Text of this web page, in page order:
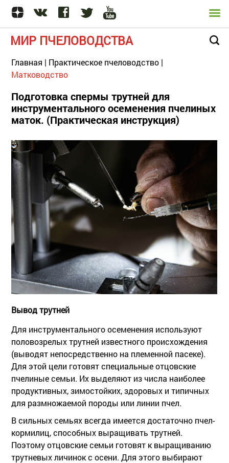
МИР ПЧЕЛОВОДСТВА
Главная | Практическое пчеловодство |
Матководство
Подготовка спермы трутней для
инструментального осеменения пчелиных
маток. (Практическая инструкция)
Вывод трутней
Для инструментального осеменения используют
половозрелых трутней известного происхождения
(выводят непосредственно на племенной пасеке).
Для этой цели готовят специальные отцовские
пчелиные семьи. Их выделяют из числа наиболее
продуктивных, зимостойких, здоровых и типичных
для размножаемой породы или линии пчел.
В сильных семьях всегда имеется достаточно пчел-
кормилиц, способных выращивать трутней.
Поэтому отцовские семьи готовят к выращиванию
трутневых личинок с осени. Для этого выбирают